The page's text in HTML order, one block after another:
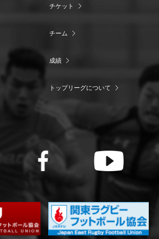
チケット
チーム
成績
トップリーグについて